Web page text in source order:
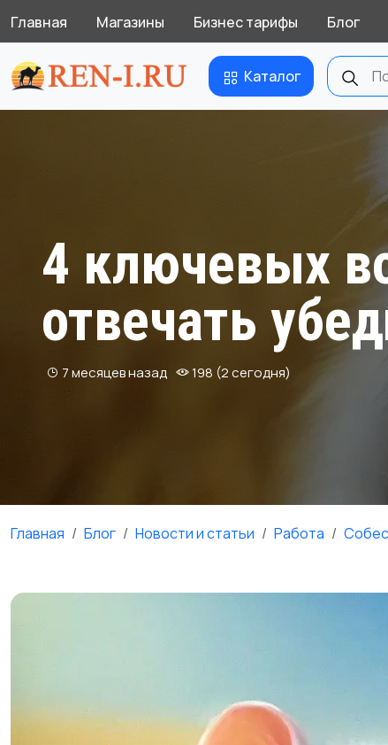
Главная Магазины Бизнес тарифы Блог
Каталог
4 ключевых
отвечать
7 месяцев назад 198 (2 сегодня)
Главная Блог Новости и статьи Работа